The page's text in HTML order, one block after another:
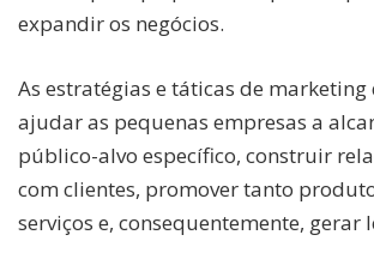
expandir os negócios.
As estratégias e táticas de
ajudar as pequenas empresas a
público-alvo específico, construir
com clientes, promover tanto
serviços e, consequentemente, gerar